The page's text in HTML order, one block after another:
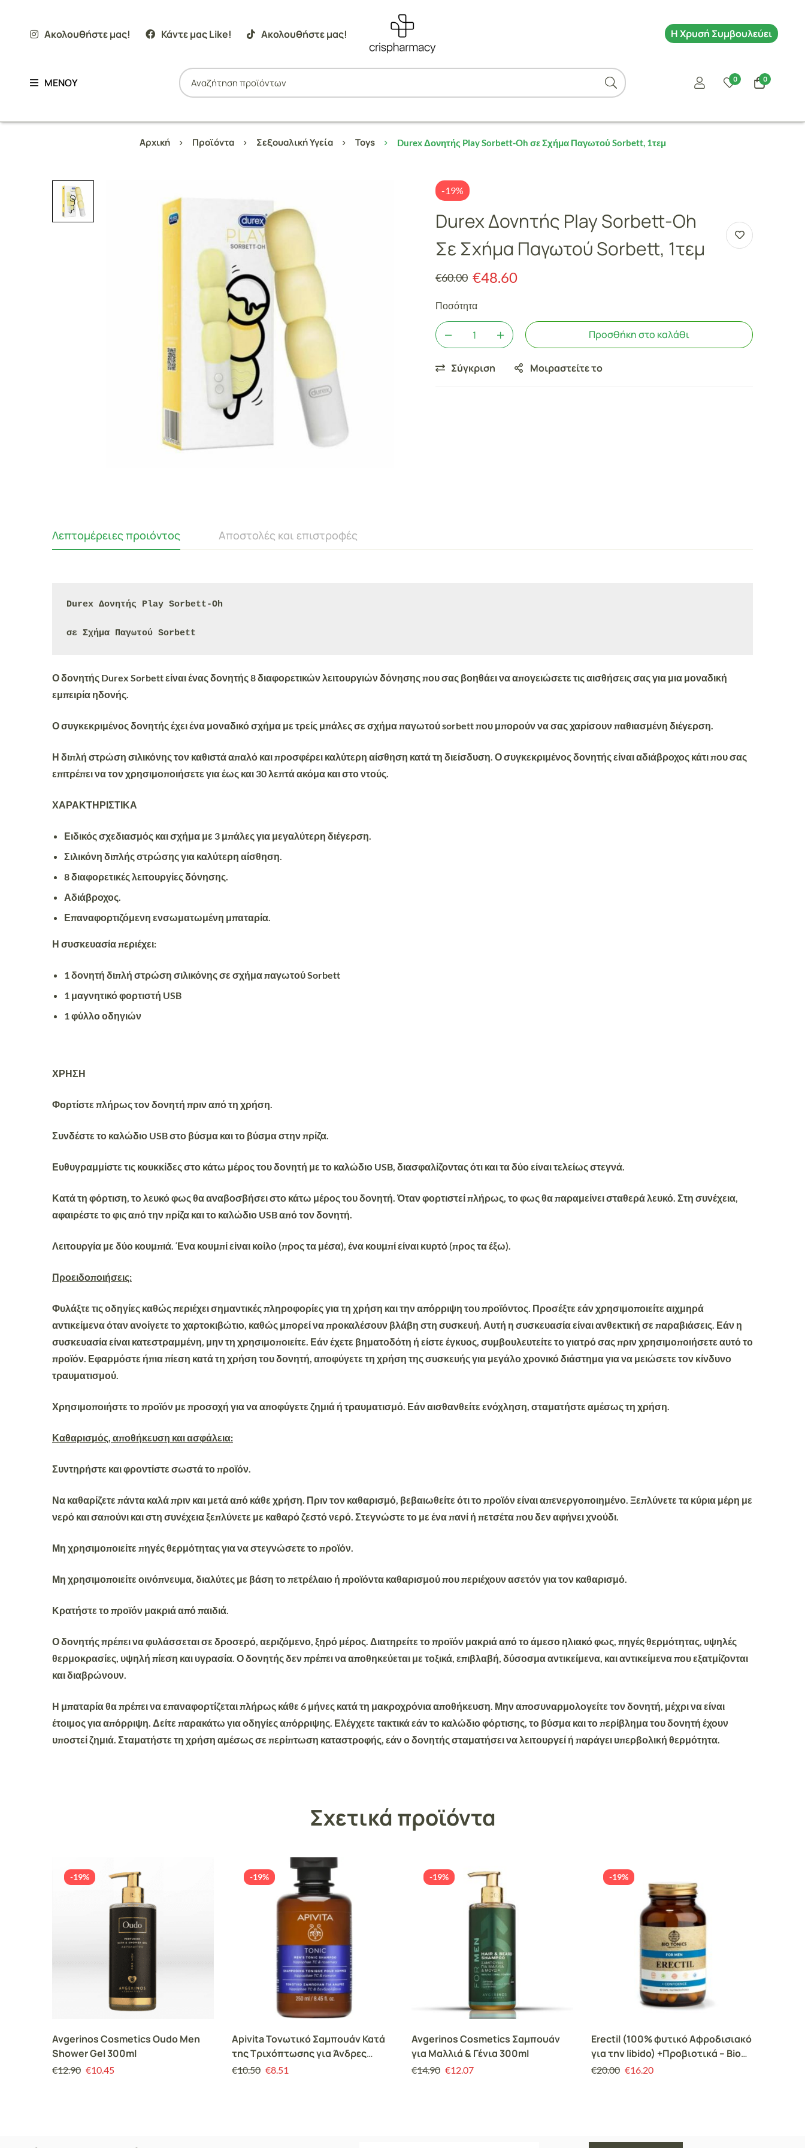
ΜΕΝΟΥ 0 0
Ακολουθήστε μας! Κάντε μας Like! Ακολουθήστε μας! Η Χρυσή Συμβουλεύει
Αρχική Προϊόντα Σεξουαλική Υγεία Toys Durex Δονητής Play Sorbett-Oh σε Σχήμα Παγωτού Sorbett, 1τεμ
-19%
Durex Δονητής Play Sorbett-Oh
Σε Σχήμα Παγωτού Sorbett, 1τεμ
€60.00 €48.60
Ποσότητα
Προσθήκη στο καλάθι
Σύγκριση Μοιραστείτε το
Λεπτομέρειες προιόντος Αποστολές και επιστροφές
Durex Δονητής Play Sorbett-Oh
σε Σχήμα Παγωτού Sorbett
Ο δονητής Durex Sorbett είναι έναςδονητής 8 διαφορετικών λειτουργιών δόνησης που σας βοηθάει νααπογειώσετε τις αισθήσεις σαςγια μια μοναδική
εμπειρία ηδονής.
Ο συγκεκριμένος δονητής έχει ένα μοναδικό σχήμα με τρείς μπάλες σε σχήμα παγωτού sorbettπου μπορούν να σας χαρίσουνπαθιασμένη διέγερση.
Η διπλή στρώση σιλικόνης τον καθιστάαπαλό και προσφέρει καλύτερη αίσθηση κατά τη διείσδυση. Ο συγκεκριμένος δονητής είναιαδιάβροχος κάτι που σας
επιτρέπει να τον χρησιμοποιήσετε για έως και 30 λεπτά ακόμα και στο ντούς.
ΧΑΡΑΚΤΗΡΙΣΤΙΚΑ
Ειδικός σχεδιασμός και σχήμα με 3 μπάλες για μεγαλύτερη διέγερση.
Σιλικόνη διπλής στρώσης για καλύτερη αίσθηση.
8 διαφορετικές λειτουργίες δόνησης.
Αδιάβροχος.
Επαναφορτιζόμενη ενσωματωμένη μπαταρία.
Η συσκευασία περιέχει:
1 δονητή διπλή στρώση σιλικόνης σε σχήμα παγωτού Sorbett
1 μαγνητικό φορτιστή USB
1 φύλλο οδηγιών
ΧΡΗΣΗ
Φορτίστε πλήρως τον δονητή πριν από τη χρήση.
Συνδέστε το καλώδιο USB στο βύσμα και το βύσμα στην πρίζα.
Ευθυγραμμίστε τις κουκκίδες στο κάτω μέρος του δονητή με το καλώδιο USB, διασφαλίζοντας ότι και τα δύο είναι τελείως στεγνά.
Κατά τη φόρτιση, το λευκό φως θα αναβοσβήσει στο κάτω μέρος του δονητή. Όταν φορτιστεί πλήρως, το φως θα παραμείνει σταθερά λευκό. Στη συνέχεια,
αφαιρέστε το φις από την πρίζα και το καλώδιο USB από τον δονητή.
Λειτουργία με δύο κουμπιά. Ένα κουμπί είναι κοίλο (προς τα μέσα), ένα κουμπί είναι κυρτό (προς τα έξω).
Προειδοποιήσεις:
Φυλάξτε τις οδηγίες καθώς περιέχει σημαντικές πληροφορίες για τη χρήση και την απόρριψη του προϊόντος. Προσέξτε εάν χρησιμοποιείτε αιχμηρά
αντικείμενα όταν ανοίγετε το χαρτοκιβώτιο, καθώς μπορεί να προκαλέσουν βλάβη στη συσκευή. Αυτή η συσκευασία είναι ανθεκτική σε παραβιάσεις. Εάν η
συσκευασία είναι κατεστραμμένη, μην τη χρησιμοποιείτε. Εάν έχετε βηματοδότη ή είστε έγκυος, συμβουλευτείτε το γιατρό σας πριν χρησιμοποιήσετε αυτό το
προϊόν. Εφαρμόστε ήπια πίεση κατά τη χρήση του δονητή, αποφύγετε τη χρήση της συσκευής για μεγάλο χρονικό διάστημα για να μειώσετε τον κίνδυνο
τραυματισμού.
Χρησιμοποιήστε το προϊόν με προσοχή για να αποφύγετε ζημιά ή τραυματισμό. Εάν αισθανθείτε ενόχληση, σταματήστε αμέσως τη χρήση.
Καθαρισμός, αποθήκευση και ασφάλεια:
Συντηρήστε και φροντίστε σωστά το προϊόν.
Να καθαρίζετε πάντα καλά πριν και μετά από κάθε χρήση. Πριν τον καθαρισμό, βεβαιωθείτε ότι το προϊόν είναι απενεργοποιημένο. Ξεπλύνετε τα κύρια μέρη με
νερό και σαπούνι και στη συνέχεια ξεπλύνετε με καθαρό ζεστό νερό. Στεγνώστε το με ένα πανί ή πετσέτα που δεν αφήνει χνούδι.
Μη χρησιμοποιείτε πηγές θερμότητας για να στεγνώσετε το προϊόν.
Μη χρησιμοποιείτε οινόπνευμα, διαλύτες με βάση το πετρέλαιο ή προϊόντα καθαρισμού που περιέχουν ασετόν για τον καθαρισμό.
Κρατήστε το προϊόν μακριά από παιδιά.
Ο δονητής πρέπει να φυλάσσεται σε δροσερό, αεριζόμενο, ξηρό μέρος. Διατηρείτε το προϊόν μακριά από το άμεσο ηλιακό φως, πηγές θερμότητας, υψηλές
θερμοκρασίες, υψηλή πίεση και υγρασία. Ο δονητής δεν πρέπει να αποθηκεύεται με τοξικά, επιβλαβή, δύσοσμα αντικείμενα, και αντικείμενα που εξατμίζονται
και διαβρώνουν.
Η μπαταρία θα πρέπει να επαναφορτίζεται πλήρως κάθε 6 μήνες κατά τη μακροχρόνια αποθήκευση. Μην αποσυναρμολογείτε τον δονητή, μέχρι να είναι
έτοιμος για απόρριψη. Δείτε παρακάτω για οδηγίες απόρριψης. Ελέγχετε τακτικά εάν το καλώδιο φόρτισης, το βύσμα και το περίβλημα του δονητή έχουν
υποστεί ζημιά. Σταματήστε τη χρήση αμέσως σε περίπτωση καταστροφής, εάν ο δονητής σταματήσει να λειτουργεί ή παράγει υπερβολική θερμότητα.
Σχετικά προϊόντα
-19%
Avgerinos Cosmetics Oudo Men
Shower Gel 300ml
€12.90 €10.45
-19%
Apivita Τονωτικό Σαμπουάν Κατά
της Τριχόπτωσης για Άνδρες
Hippophae TC & Rosemary 250ml
€10.50 €8.51
-19%
Avgerinos Cosmetics Σαμπουάν
για Μαλλιά & Γένια 300ml
€14.90 €12.07
-19%
Erectil (100% φυτικό Αφροδισιακό
για την libido) +Προβιοτικά – Bio
Tonic
€20.00 €16.20